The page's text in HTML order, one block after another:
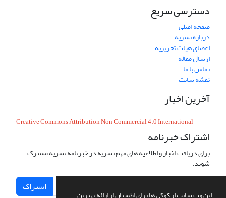
این وب سایت از کوکی ها برای اطمینان از ارائه بهترین
دسترسی سریع
صفحه اصلی
درباره نشریه
اعضای هیات تحریریه
ارسال مقاله
تماس با ما
نقشه سایت
آخرین اخبار
Creative Commons Attribution Non Commercial 4.0 International
اشتراک خبرنامه
برای دریافت اخبار و اطلاعیه های مهم نشریه در خبرنامه نشریه مشترک
شوید.
اشتراک